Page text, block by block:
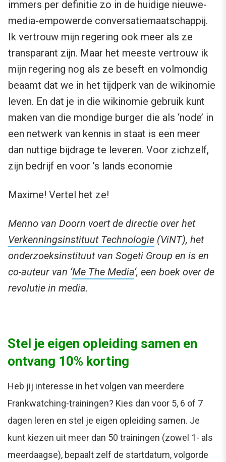
immers per definitie zo in de huidige nieuwe-
media-empowerde conversatiemaatschappij.
Ik vertrouw mijn regering ook meer als ze
transparant zijn. Maar het meeste vertrouw ik
mijn regering nog als ze beseft en volmondig
beaamt dat we in het tijdperk van de wikinomie
leven. En dat je in die wikinomie gebruik kunt
maken van die mondige burger die als ‘node’ in
een netwerk van kennis in staat is een meer
dan nuttige bijdrage te leveren. Voor zichzelf,
zijn bedrijf en voor ’s lands economie
Maxime! Vertel het ze!
Menno van Doorn voert de directie over het
Verkenningsinstituut Technologie (ViNT), het
onderzoeksinstituut van Sogeti Group en is en
co-auteur van ‘Me The Media‘, een boek over de
revolutie in media.
Stel je eigen opleiding samen en
ontvang 10% korting
Heb jij interesse in het volgen van meerdere
Frankwatching-trainingen? Kies dan voor 5, 6 of 7
dagen leren en stel je eigen opleiding samen. Je
kunt kiezen uit meer dan 50 trainingen (zowel 1- als
meerdaagse), bepaalt zelf de startdatum, volgorde